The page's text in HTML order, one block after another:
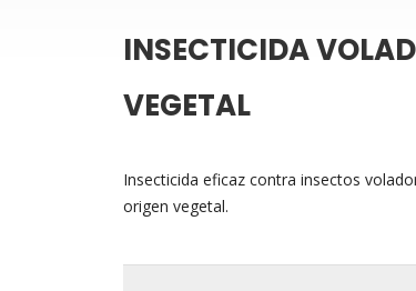
INSECTICIDA
VEGETAL
Insecticida eficaz contra insectos
origen vegetal.